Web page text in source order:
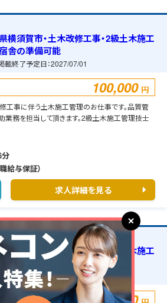
横須賀市・土木改修工事・2級土木施工
舎の準備可能
載終了予定日：2027/07/01
100,000 円
工事に伴う土木施工管理のお仕事です。品質管
務を担当して頂きます。2級土木施工管理技士
分
給与保証）
求人詳細を見る
横須賀市・土木改修工事・1級土木施工
舎の準備可能
掲載終了予定日： 2027/07/01
100,000